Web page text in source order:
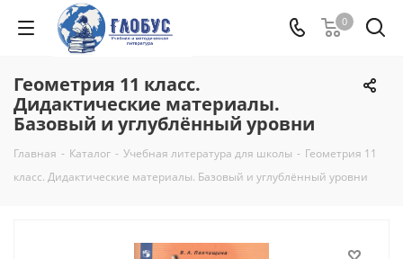
0
Геометрия 11 класс.
Дидактические материалы.
Базовый и углублённый уровни
Главная - Каталог - Учебная литература для школы - Геометрия 11
класс. Дидактические материалы. Базовый и углублённый уровни